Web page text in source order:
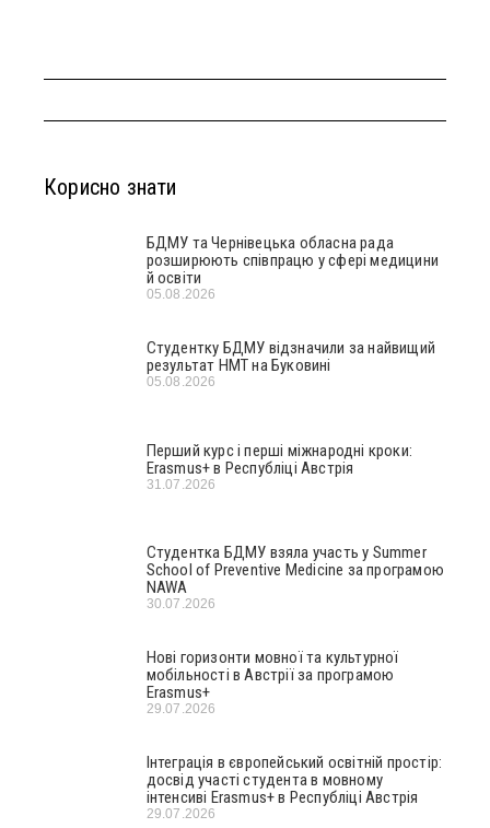
Корисно знати
БДМУ та Чернівецька обласна рада
розширюють співпрацю у сфері медицини
й освіти
05.08.2026
Студентку БДМУ відзначили за найвищий
результат НМТ на Буковині
05.08.2026
Перший курс і перші міжнародні кроки:
Erasmus+ в Республіці Австрія
31.07.2026
Студентка БДМУ взяла участь у Summer
School of Preventive Medicine за програмою
NAWA
30.07.2026
Нові горизонти мовної та культурної
мобільності в Австрії за програмою
Erasmus+
29.07.2026
Інтеграція в європейський освітній простір:
досвід участі студента в мовному
інтенсиві Erasmus+ в Республіці Австрія
29.07.2026